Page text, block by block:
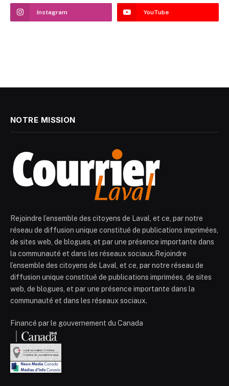
Instagram YouTube
NOTRE MISSION
Rejoindre l’ensemble des citoyens de Laval, et ce, par notre
réseau de diffusion unique constitué de publications imprimées,
de sites web, de blogues, et par une présence importante dans
la communauté et dans les réseaux sociaux.Rejoindre
l’ensemble des citoyens de Laval, et ce, par notre réseau de
diffusion unique constitué de publications imprimées, de sites
web, de blogues, et par une présence importante dans la
communauté et dans les réseaux sociaux.
Financé par le gouvernement du Canada